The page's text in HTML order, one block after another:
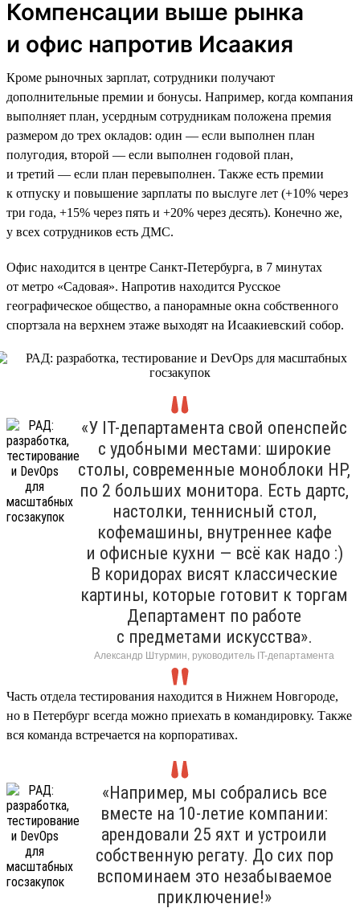
Компенсации выше рынка
и офис напротив Исаакия
Кроме рыночных зарплат, сотрудники получают
дополнительные премии и бонусы. Например, когда компания
выполняет план, усердным сотрудникам положена премия
размером до трех окладов: один — если выполнен план
полугодия, второй — если выполнен годовой план,
и третий — если план перевыполнен. Также есть премии
к отпуску и повышение зарплаты по выслуге лет (+10% через
три года, +15% через пять и +20% через десять). Конечно же,
у всех сотрудников есть ДМС.
Офис находится в центре Санкт-Петербурга, в 7 минутах
от метро «Садовая». Напротив находится Русское
географическое общество, а панорамные окна собственного
спортзала на верхнем этаже выходят на Исаакиевский собор.
«У IT-департамента свой опенспейс
с удобными местами: широкие
столы, современные моноблоки HP,
по 2 больших монитора. Есть дартс,
настолки, теннисный стол,
кофемашины, внутреннее кафе
и офисные кухни — всё как надо :)
В коридорах висят классические
картины, которые готовит к торгам
Департамент по работе
с предметами искусства».
Александр Штурмин, руководитель IT-департамента
Часть отдела тестирования находится в Нижнем Новгороде,
но в Петербург всегда можно приехать в командировку. Также
вся команда встречается на корпоративах.
«Например, мы собрались все
вместе на 10-летие компании:
арендовали 25 яхт и устроили
собственную регату. До сих пор
вспоминаем это незабываемое
приключение!»